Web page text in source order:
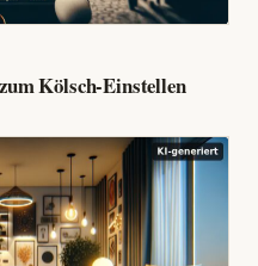
Kölsch-Einstellen